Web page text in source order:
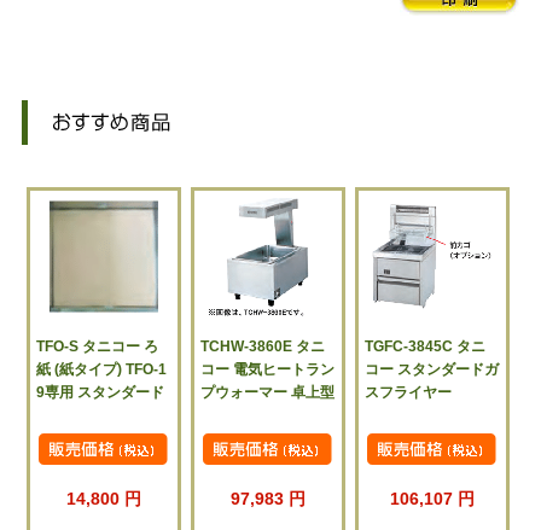
TFO-S タニコー ろ
紙 (紙タイプ) TFO-1
9専用 スタンダード
14,800 円
TCHW-3860E タニ
コー 電気ヒートラン
プウォーマー 卓上型
97,983 円
TGFC-3845C タニ
コー スタンダードガ
スフライヤー
106,107 円